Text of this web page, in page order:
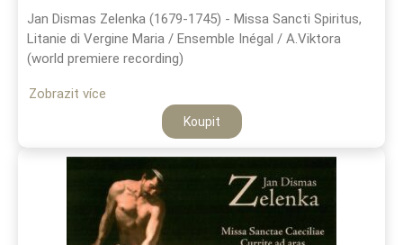
Jan Dismas Zelenka (1679-1745) - Missa Sancti Spiritus,
Litanie di Vergine Maria / Ensemble Inégal / A.Viktora
(world premiere recording)
Zobrazit více
Koupit